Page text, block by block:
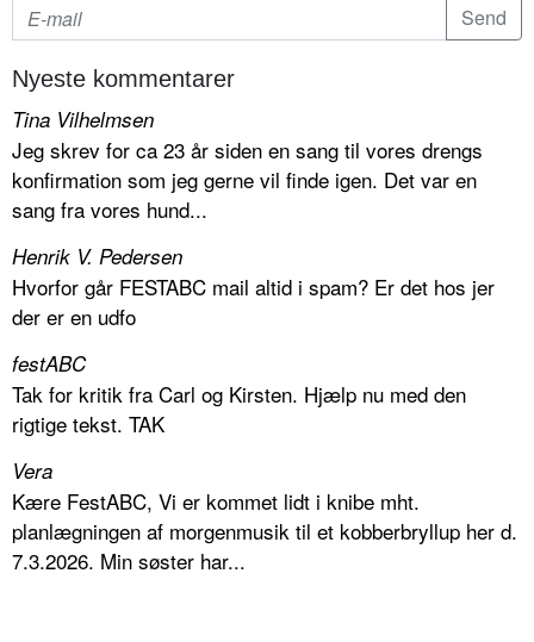
Nyeste kommentarer
Tina Vilhelmsen
Jeg skrev for ca 23 år siden en sang til vores drengs
konfirmation som jeg gerne vil finde igen. Det var en
sang fra vores hund...
Henrik V. Pedersen
Hvorfor går FESTABC mail altid i spam? Er det hos jer
der er en udfo
festABC
Tak for kritik fra Carl og Kirsten. Hjælp nu med den
rigtige tekst. TAK
Vera
Kære FestABC, Vi er kommet lidt i knibe mht.
planlægningen af morgenmusik til et kobberbryllup her d.
7.3.2026. Min søster har...